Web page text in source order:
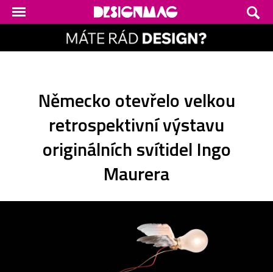
Německo otevřelo velkou
retrospektivní výstavu
originálních svítidel Ingo
Maurera